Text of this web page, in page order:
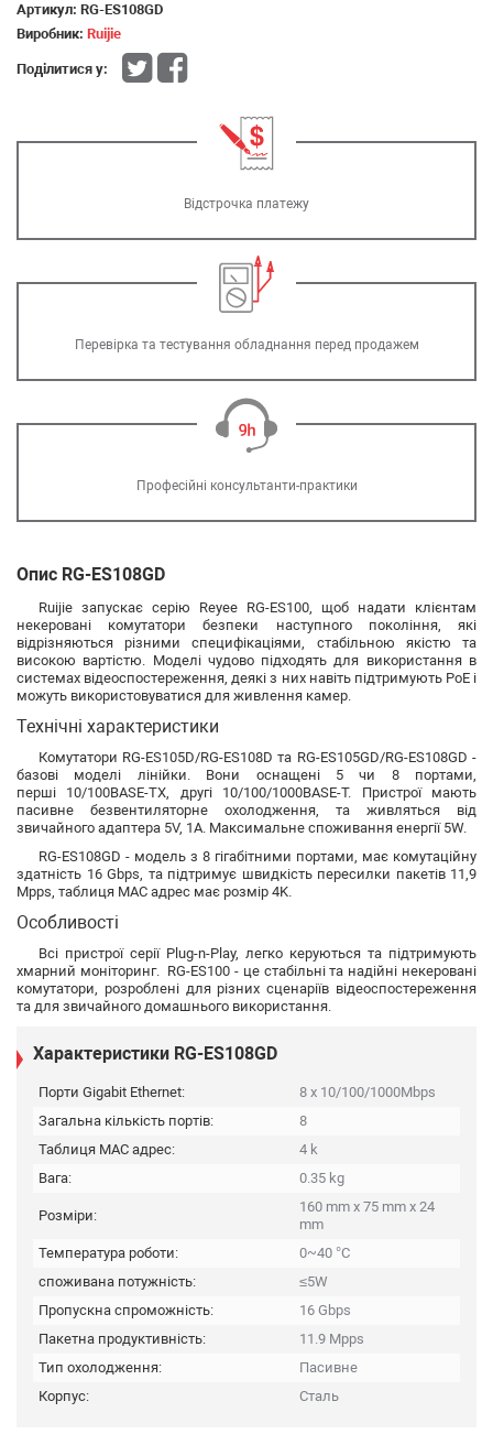
Артикул: RG-ES108GD
Виробник: Ruijie
Поділитися у:
Відстрочка платежу
Перевірка та тестування обладнання перед продажем
Професійні консультанти-практики
Опис RG-ES108GD
Ruijie запускає серію Reyee RG-ES100, щоб надати клієнтам
некеровані комутатори безпеки наступного покоління, які
відрізняються різними специфікаціями, стабільною якістю та
високою вартістю. Моделі чудово підходять для використання в
системах відеоспостереження, деякі з них навіть підтримують PoE і
можуть використовуватися для живлення камер.
Технічні характеристики
Комутатори RG-ES105D/RG-ES108D та RG-ES105GD/RG-ES108GD -
базові моделі лінійки. Вони оснащені 5 чи 8 портами,
перші 10/100BASE-TX, другі 10/100/1000BASE-T. Пристрої мають
пасивне безвентиляторне охолодження, та живляться від
звичайного адаптера 5V, 1A. Максимальне споживання енергії 5W.
RG-ES108GD - модель з 8 гігабітними портами, має комутаційну
здатність 16 Gbps, та підтримує швидкість пересилки пакетів 11,9
Mpps, таблиця MAC адрес має розмір 4K.
Особливості
Всі пристрої серії Plug-n-Play, легко керуються та підтримують
хмарний моніторинг. RG-ES100 - це стабільні та надійні некеровані
комутатори, розроблені для різних сценаріїв відеоспостереження
та для звичайного домашнього використання.
Характеристики RG-ES108GD
Порти Gigabit Ethernet:
8 x 10/100/1000Mbps
Загальна кількість портів:
8
Таблиця MAC адрес:
4 k
Вага:
0.35 kg
Розміри:
160 mm x 75 mm x 24
mm
Температура роботи:
0~40 °C
споживана потужність:
≤5W
Пропускна спроможність:
16 Gbps
Пакетна продуктивність:
11.9 Mpps
Тип охолодження:
Пасивне
Корпус:
Сталь